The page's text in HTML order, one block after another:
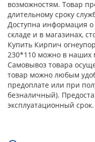
возможностям. Товар
длительному сроку
Доступна информация о
складе и в магазинах,
Купить Кирпич
230*110 можно в наших
Самовывоз товара
товар можно любым
предоплате или при
безналичный).
эксплуатационный срок.